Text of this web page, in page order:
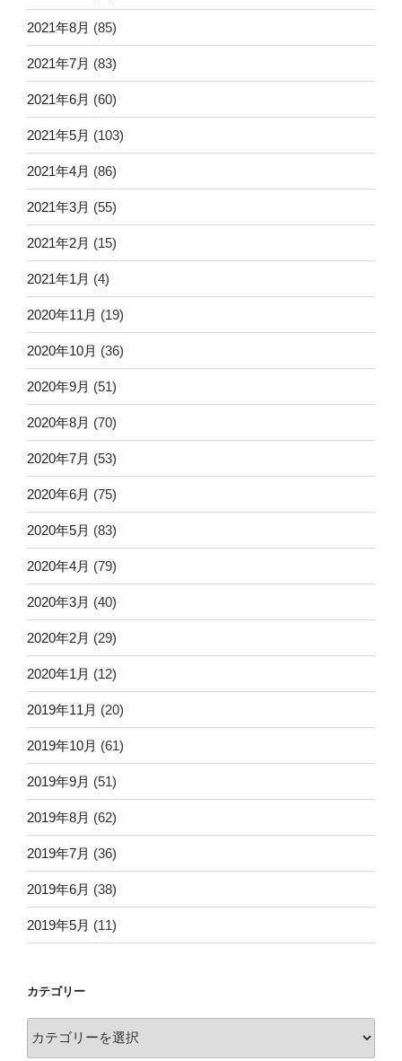
2021年8月 (85)
2021年7月 (83)
2021年6月 (60)
2021年5月 (103)
2021年4月 (86)
2021年3月 (55)
2021年2月 (15)
2021年1月 (4)
2020年11月 (19)
2020年10月 (36)
2020年9月 (51)
2020年8月 (70)
2020年7月 (53)
2020年6月 (75)
2020年5月 (83)
2020年4月 (79)
2020年3月 (40)
2020年2月 (29)
2020年1月 (12)
2019年11月 (20)
2019年10月 (61)
2019年9月 (51)
2019年8月 (62)
2019年7月 (36)
2019年6月 (38)
2019年5月 (11)
カテゴリー
テ